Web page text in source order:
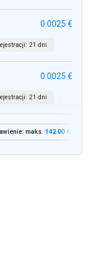
0.0025 €
21 dni
0.0025 €
21 dni
maks. 142.00 €